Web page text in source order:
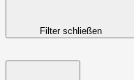
Filter schließen